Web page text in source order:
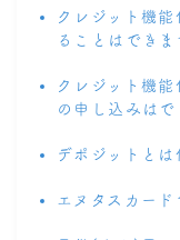
クレジット機
ることはできま
クレジット機
の申し込みはで
デポジットとは
エヌタスカード